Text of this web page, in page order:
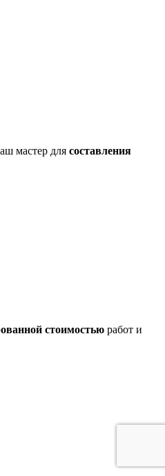
мастер для составления
стоимостью работ и